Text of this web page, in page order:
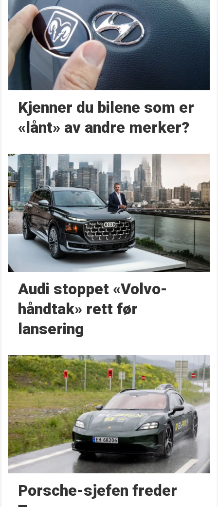
Kjenner du bilene som er
«lånt» av andre merker?
Audi stoppet «Volvo-
håndtak» rett før
lansering
Porsche-sjefen freder